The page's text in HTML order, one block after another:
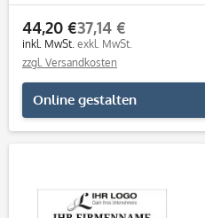
44,20 €
inkl. MwSt.
37,14 €
exkl. MwSt.
zzgl. Versandkosten
Online gestalten